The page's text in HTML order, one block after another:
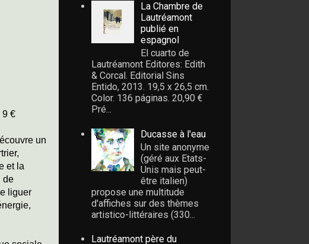
9 €
un
et la
de
liguer
La Chambre de
Lautréamont
publié en
espagnol
El cuarto de
Lautréamont Editores: Edith
& Corcal. Editorial Sins
Entido, 2013. 19,5 x 26,5 cm.
Color. 136 páginas. 20,90 €
Pré...
Ducasse à l'eau
Un site anonyme
(géré aux Etats-
Unis mais peut-
être italien)
propose une multitude
d'affiches sur des thèmes
artistico-littéraires (330...
Lautréamont père du